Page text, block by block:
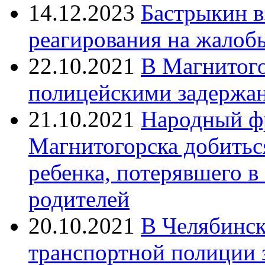
14.12.2023 Бастрыкин
реагирования на
22.10.2021 В
полицейскими
21.10.2021 Народный
Магнитогорска
ребенка, потерявшего
родителей
20.10.2021 В
транспортной